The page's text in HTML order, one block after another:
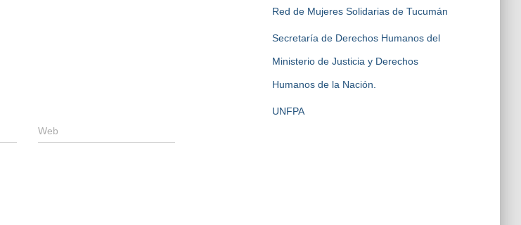
Web
Red de Mujeres Solidarias de Tucumán
Secretaría de Derechos Humanos del
Ministerio de Justicia y Derechos
Humanos de la Nación.
UNFPA